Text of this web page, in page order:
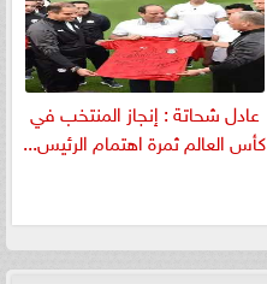
عادل شحاتة : إنجاز المنتخب في
كأس العالم ثمرة اهتمام الرئيس...